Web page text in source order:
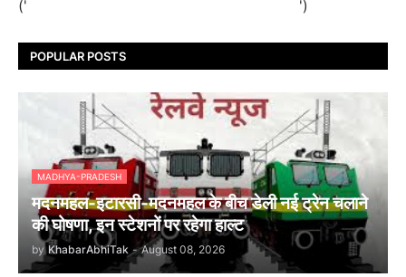
(' ')
POPULAR POSTS
MADHYA-PRADESH
मदनमहल-इटारसी-मदनमहल के बीच डेली नई ट्रेन चलाने
की घोषणा, इन स्टेशनों पर रहेगा हाल्ट
by KhabarAbhiTak - August 08, 2026